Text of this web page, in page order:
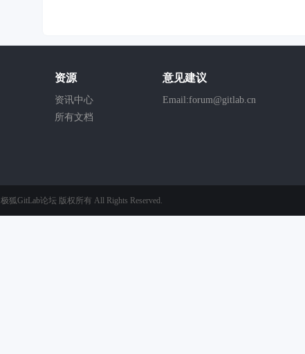
资源
资讯中心
所有文档
意见建议
Email:forum@gitlab.cn
极狐GitLab论坛 版权所有 All Rights Reserved.